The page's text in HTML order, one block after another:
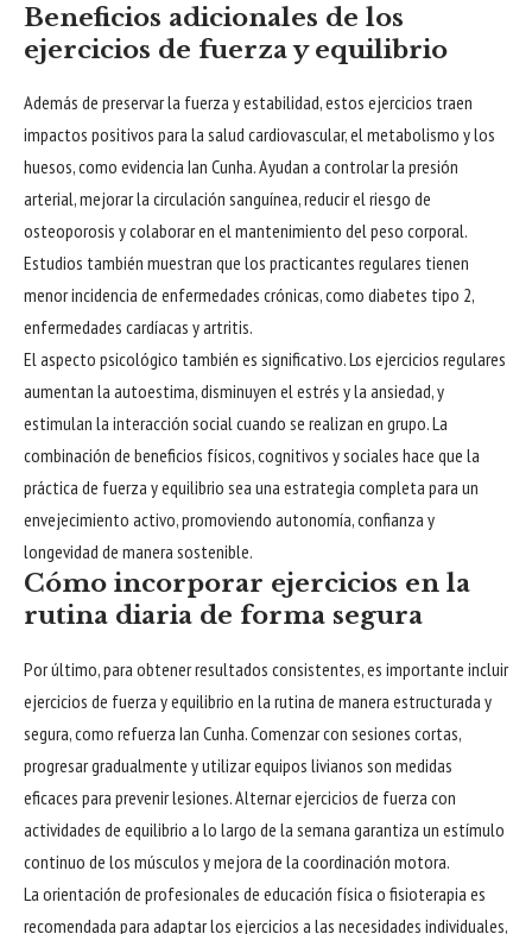
Beneficios adicionales de los
ejercicios de fuerza y equilibrio
Además de preservar la fuerza y estabilidad, estos ejercicios traen
impactos positivos para la salud cardiovascular, el metabolismo y los
huesos, como evidencia Ian Cunha. Ayudan a controlar la presión
arterial, mejorar la circulación sanguínea, reducir el riesgo de
osteoporosis y colaborar en el mantenimiento del peso corporal.
Estudios también muestran que los practicantes regulares tienen
menor incidencia de enfermedades crónicas, como diabetes tipo 2,
enfermedades cardíacas y artritis.
El aspecto psicológico también es significativo. Los ejercicios regulares
aumentan la autoestima, disminuyen el estrés y la ansiedad, y
estimulan la interacción social cuando se realizan en grupo. La
combinación de beneficios físicos, cognitivos y sociales hace que la
práctica de fuerza y equilibrio sea una estrategia completa para un
envejecimiento activo, promoviendo autonomía, confianza y
longevidad de manera sostenible.
Cómo incorporar ejercicios en la
rutina diaria de forma segura
Por último, para obtener resultados consistentes, es importante incluir
ejercicios de fuerza y equilibrio en la rutina de manera estructurada y
segura, como refuerza Ian Cunha. Comenzar con sesiones cortas,
progresar gradualmente y utilizar equipos livianos son medidas
eficaces para prevenir lesiones. Alternar ejercicios de fuerza con
actividades de equilibrio a lo largo de la semana garantiza un estímulo
continuo de los músculos y mejora de la coordinación motora.
La orientación de profesionales de educación física o fisioterapia es
recomendada para adaptar los ejercicios a las necesidades individuales,